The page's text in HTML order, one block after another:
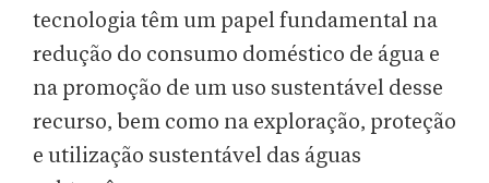
tecnologia têm um papel fundamental na
redução do consumo doméstico de água e
na promoção de um uso sustentável desse
recurso, bem como na exploração, proteção
e utilização sustentável das águas